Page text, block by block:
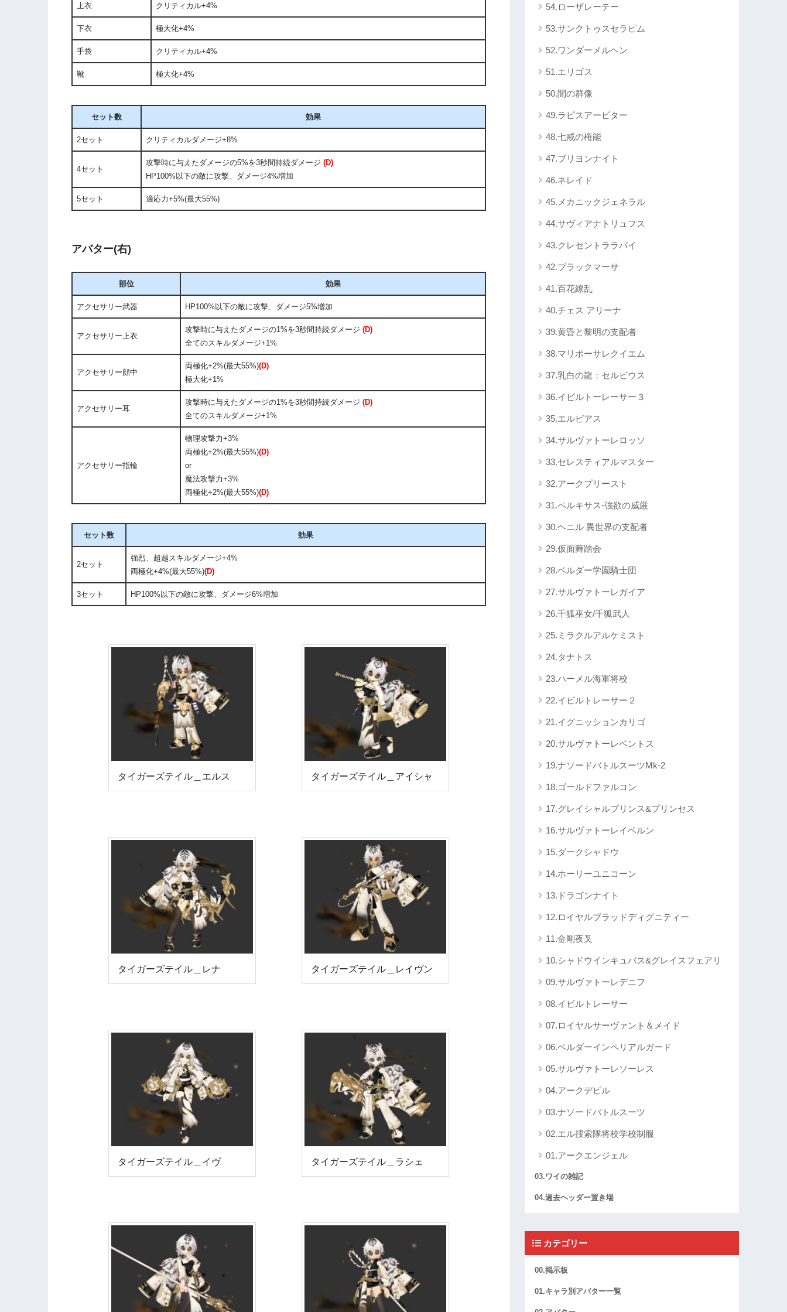
上衣 クリティカル+4%
下衣 極大化+4%
手袋 クリティカル+4%
靴 極大化+4%
セット数 効果
2セット クリティカルダメージ+8%
4セット
攻撃時に与えたダメージの5%を3秒間持続ダメージ (D)
HP100%以下の敵に攻撃、ダメージ4%増加
5セット 適応力+5%(最大55%)
アバター(右)
部位 効果
アクセサリー武器 HP100%以下の敵に攻撃、ダメージ5%増加
アクセサリー上衣
攻撃時に与えたダメージの1%を3秒間持続ダメージ (D)
全てのスキルダメージ+1%
アクセサリー顔中
両極化+2%(最大55%)(D)
極大化+1%
アクセサリー耳
攻撃時に与えたダメージの1%を3秒間持続ダメージ (D)
全てのスキルダメージ+1%
アクセサリー指輪
物理攻撃力+3%
両極化+2%(最大55%)(D)
or
魔法攻撃力+3%
両極化+2%(最大55%)(D)
セット数 効果
2セット
強烈、超越スキルダメージ+4%
両極化+4%(最大55%)(D)
3セット HP100%以下の敵に攻撃、ダメージ6%増加
タイガーズテイル＿エルス タイガーズテイル＿アイシャ
タイガーズテイル＿レナ タイガーズテイル＿レイヴン
タイガーズテイル＿イヴ タイガーズテイル＿ラシェ
54.ローザレーテー
53.サンクトゥスセラピム
52.ワンダーメルヘン
51.エリゴス
50.闇の群像
49.ラピスアービター
48.七戒の権能
47.ブリヨンナイト
46.ネレイド
45.メカニックジェネラル
44.サヴィアナトリュフス
43.クレセントララバイ
42.ブラックマーサ
41.百花繚乱
40.チェス アリーナ
39.黄昏と黎明の支配者
38.マリポーサレクイエム
37.乳白の龍：セルビウス
36.イビルトーレーサー３
35.エルピアス
34.サルヴァトーレロッソ
33.セレスティアルマスター
32.アークプリースト
31.ペルキサス-強欲の威厳
30.ヘニル 異世界の支配者
29.仮面舞踏会
28.ベルダー学園騎士団
27.サルヴァトーレガイア
26.千狐巫女/千狐武人
25.ミラクルアルケミスト
24.タナトス
23.ハーメル海軍将校
22.イビルトレーサー２
21.イグニッションカリゴ
20.サルヴァトーレベントス
19.ナソードバトルスーツMk-2
18.ゴールドファルコン
17.グレイシャルプリンス&プリンセス
16.サルヴァトーレイベルン
15.ダークシャドウ
14.ホーリーユニコーン
13.ドラゴンナイト
12.ロイヤルブラッドディグニティー
11.金剛夜叉
10.シャドウインキュバス&グレイスフェアリ
09.サルヴァトーレデニフ
08.イビルトレーサー
07.ロイヤルサーヴァント＆メイド
06.ベルダーインペリアルガード
05.サルヴァトーレソーレス
04.アークデビル
03.ナソードバトルスーツ
02.エル捜索隊将校学校制服
01.アークエンジェル
03.ワイの雑記
04.過去ヘッダー置き場
カテゴリー
00.掲示板
01.キャラ別アバター一覧